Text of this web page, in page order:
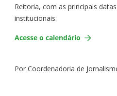
Reitoria, com as principais
institucionais:
Acesse o calendário
Por Coordenadoria de